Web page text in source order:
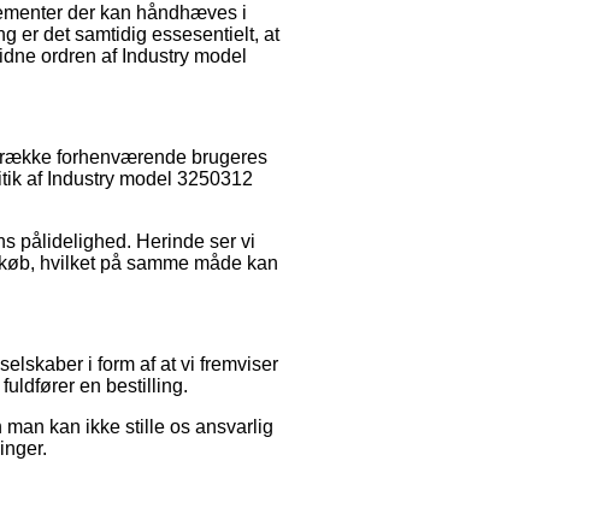
der kan håndhæves i
er det samtidig essesentielt, at
ordren af Industry model
forhenværende brugeres
af Industry model 3250312
pålidelighed. Herinde ser vi
hvilket på samme måde kan
i form af at vi fremviser
en bestilling.
kan ikke stille os ansvarlig